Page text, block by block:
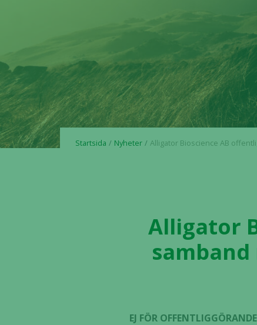
Startsida Nyheter Alligator Bioscience AB offentliggör prospekt i samband med
Alligator
EJ FÖR